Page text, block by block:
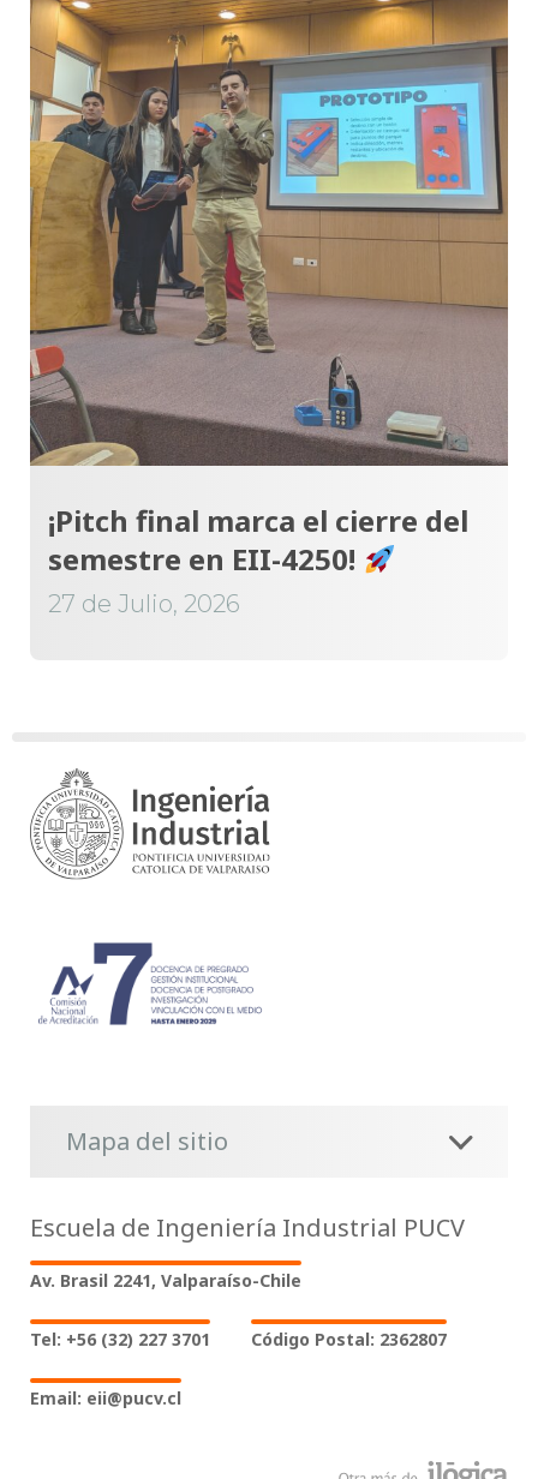
¡Pitch final marca el cierre del
semestre en EII-4250!
27 de Julio, 2026
Mapa del sitio
Escuela de Ingeniería Industrial PUCV
Av. Brasil 2241, Valparaíso-Chile
Tel: +56 (32) 227 3701 Código Postal: 2362807
Email: eii@pucv.cl